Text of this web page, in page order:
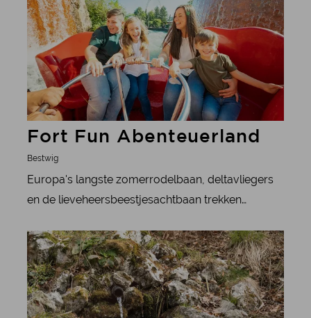
Fort Fun Abenteuerland
Bestwig
Europa's langste zomerrodelbaan, deltavliegers
en de lieveheersbeestjesachtbaan trekken
meer informatie